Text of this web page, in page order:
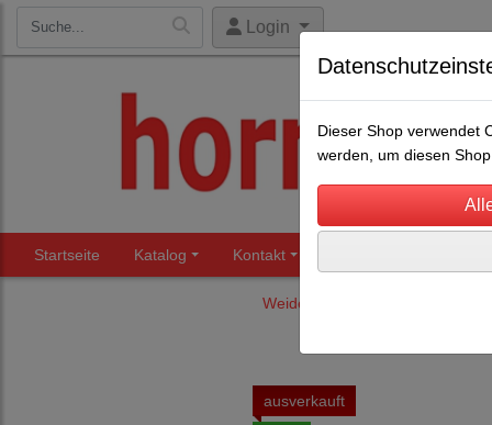
Login
Startseite Katalog Kontakt
Weideraufen - Weidetore
ausverkauft
Dieser Shop verwendet
werden, um diesen